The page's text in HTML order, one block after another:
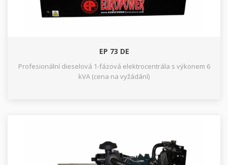
EP 73 DE
Profesionální dieselová 1-fázová elektrocentrála s výkonem 6
kVA (cena na vyžádání)